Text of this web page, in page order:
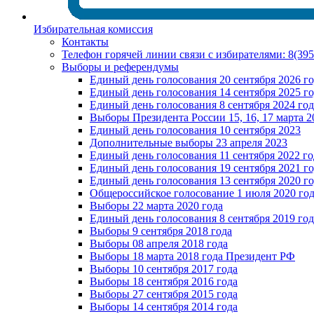
Избирательная комиссия
Контакты
Телефон горячей линии связи с избирателями:
Выборы и референдумы
Единый день голосования 20 сентября 2026
Единый день голосования 14 сентября 2025
Единый день голосования 8 сентября 2024
Выборы Президента России 15, 16, 17 марта
Единый день голосования 10 сентября 2023
Дополнительные выборы 23 апреля 2023
Единый день голосования 11 сентября 2022
Единый день голосования 19 сентября 2021
Единый день голосования 13 сентября 2020
Общероссийское голосование 1 июля 2020
Выборы 22 марта 2020 года
Единый день голосования 8 сентября 2019
Выборы 9 сентября 2018 года
Выборы 08 апреля 2018 года
Выборы 18 марта 2018 года Президент РФ
Выборы 10 сентября 2017 года
Выборы 18 сентября 2016 года
Выборы 27 сентября 2015 года
Выборы 14 сентября 2014 года